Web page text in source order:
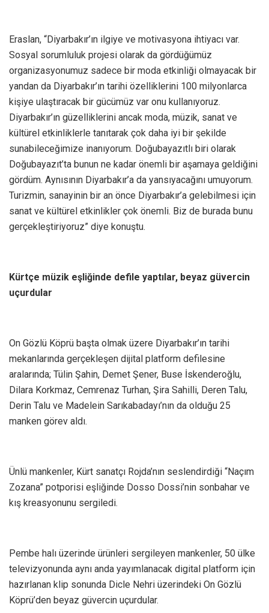
Eraslan, “Diyarbakır’ın ilgiye ve motivasyona ihtiyacı var.
Sosyal sorumluluk projesi olarak da gördüğümüz
organizasyonumuz sadece bir moda etkinliği olmayacak bir
yandan da Diyarbakır’ın tarihi özelliklerini 100 milyonlarca
kişiye ulaştıracak bir gücümüz var onu kullanıyoruz.
Diyarbakır’ın güzelliklerini ancak moda, müzik, sanat ve
kültürel etkinliklerle tanıtarak çok daha iyi bir şekilde
sunabileceğimize inanıyorum. Doğubayazıtlı biri olarak
Doğubayazıt’ta bunun ne kadar önemli bir aşamaya geldiğini
gördüm. Aynısının Diyarbakır’a da yansıyacağını umuyorum.
Turizmin, sanayinin bir an önce Diyarbakır’a gelebilmesi için
sanat ve kültürel etkinlikler çok önemli. Biz de burada bunu
gerçekleştiriyoruz” diye konuştu.
Kürtçe müzik eşliğinde defile yaptılar, beyaz güvercin
uçurdular
On Gözlü Köprü başta olmak üzere Diyarbakır’ın tarihi
mekanlarında gerçekleşen dijital platform defilesine
aralarında; Tülin Şahin, Demet Şener, Buse İskenderoğlu,
Dilara Korkmaz, Cemrenaz Turhan, Şira Sahilli, Deren Talu,
Derin Talu ve Madelein Sarıkabadayı’nın da olduğu 25
manken görev aldı.
Ünlü mankenler, Kürt sanatçı Rojda’nın seslendirdiği “Naçım
Zozana” potporisi eşliğinde Dosso Dossi’nin sonbahar ve
kış kreasyonunu sergiledi.
Pembe halı üzerinde ürünleri sergileyen mankenler, 50 ülke
televizyonunda aynı anda yayımlanacak digital platform için
hazırlanan klip sonunda Dicle Nehri üzerindeki On Gözlü
Köprü’den beyaz güvercin uçurdular.